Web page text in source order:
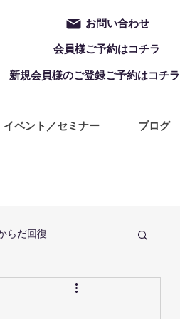
お問い合わせ
会員様ご予約はコチラ
新規会員様のご登録ご予約はコチラ
イベント／セミナー ブログ
らだ回復
ZUMBA